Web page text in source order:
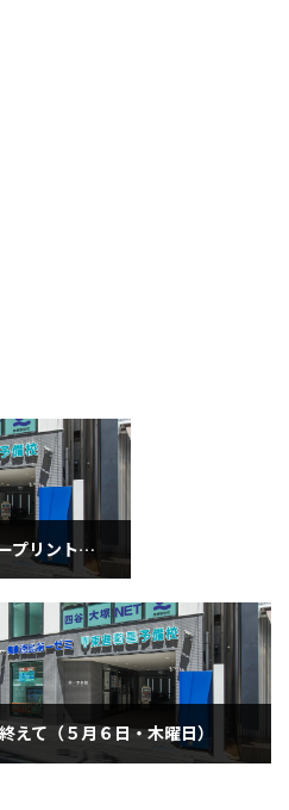
ゴールデンウィークハッピープリント（４月２８日水曜日）
えて（５月６日・木曜日）